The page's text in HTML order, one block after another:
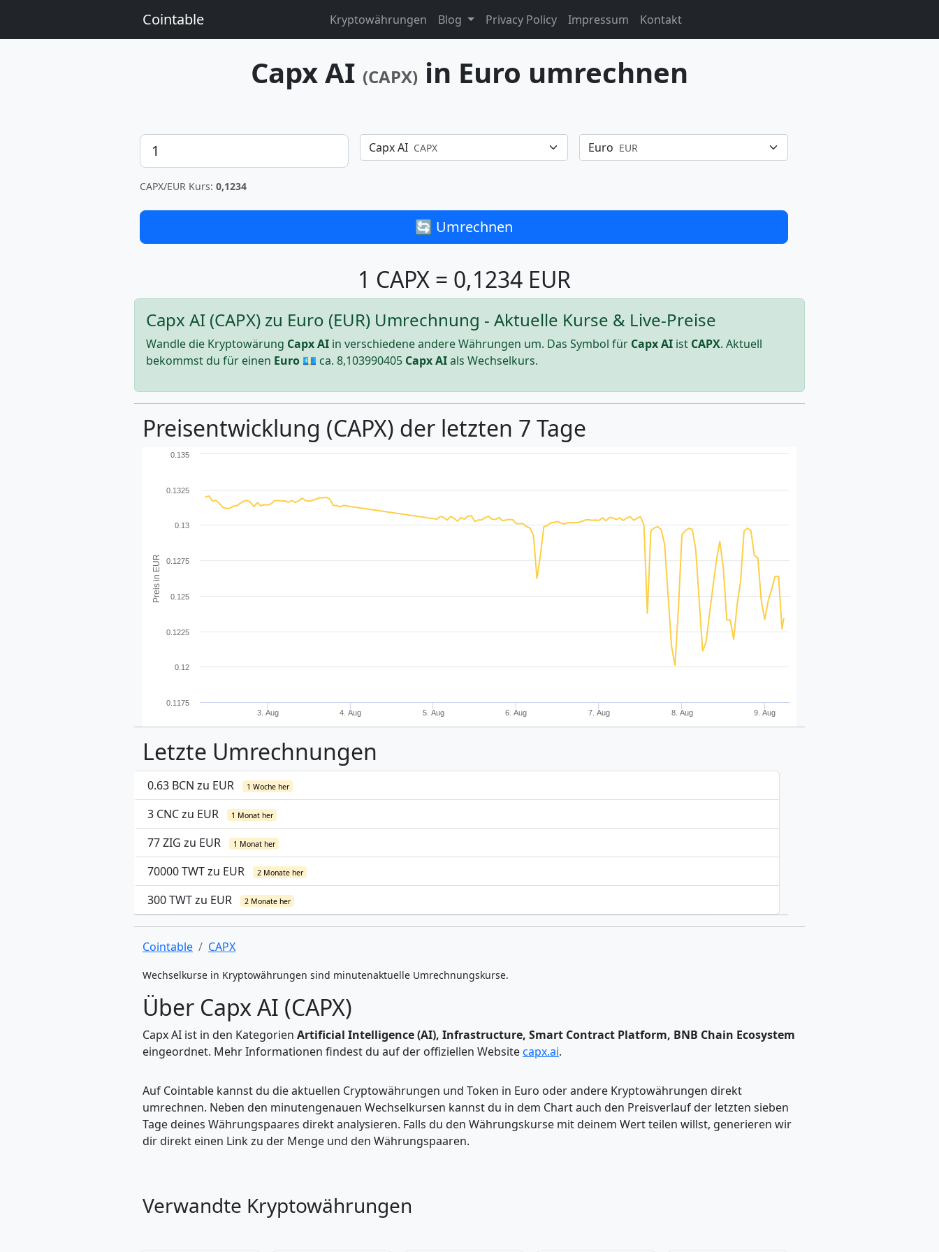
Cointable Kryptowährungen Blog Privacy Policy Impressum Kontakt
Capx AI (CAPX) in Euro umrechnen
Betrag Capx AI CAPX Euro EUR
CAPX/EUR Kurs: 0,1234
🔄 Umrechnen
1 CAPX = 0,1234 EUR
Capx AI (CAPX) zu Euro (EUR) Umrechnung - Aktuelle Kurse & Live-Preise
Wandle die Kryptowärung Capx AI in verschiedene andere Währungen um. Das Symbol für Capx AI ist CAPX. Aktuell
bekommst du für einen Euro 💶 ca. 8,103990405 Capx AIals Wechselkurs.
Preisentwicklung (CAPX) der letzten 7 Tage
Preis in EUR
3. Aug 4. Aug 5. Aug 6. Aug 7. Aug 8. Aug 9. Aug
0.1175
0.12
0.1225
0.125
0.1275
0.13
0.1325
0.135
Letzte Umrechnungen
0.63 BCN zu EUR 1 Woche her
3 CNC zu EUR 1 Monat her
77 ZIG zu EUR 1 Monat her
70000 TWT zu EUR 2 Monate her
300 TWT zu EUR 2 Monate her
Cointable CAPX
Wechselkurse in Kryptowährungen sind minutenaktuelle Umrechnungskurse.
Über Capx AI (CAPX)
Capx AI ist in den Kategorien Artificial Intelligence (AI), Infrastructure, Smart Contract Platform, BNB Chain Ecosystem
eingeordnet. Mehr Informationen findest du auf der offiziellen Websitecapx.ai.
Auf Cointable kannst du die aktuellen Cryptowährungen und Token in Euro oder andere Kryptowährungen direkt
umrechnen. Neben den minutengenauen Wechselkursen kannst du in dem Chart auch den Preisverlauf der letzten sieben
Tage deines Währungspaares direkt analysieren. Falls du den Währungskurse mit deinem Wert teilen willst, generieren wir
dir direkt einen Link zu der Menge und den Währungspaaren.
Verwandte Kryptowährungen